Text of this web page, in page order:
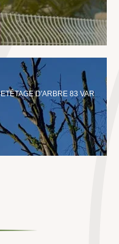
ETÊTAGE D'ARBRE 83 VAR